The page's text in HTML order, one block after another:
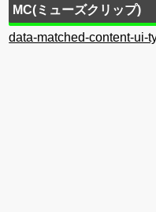
MC(ミューズクリップ)
data-matched-content-ui-